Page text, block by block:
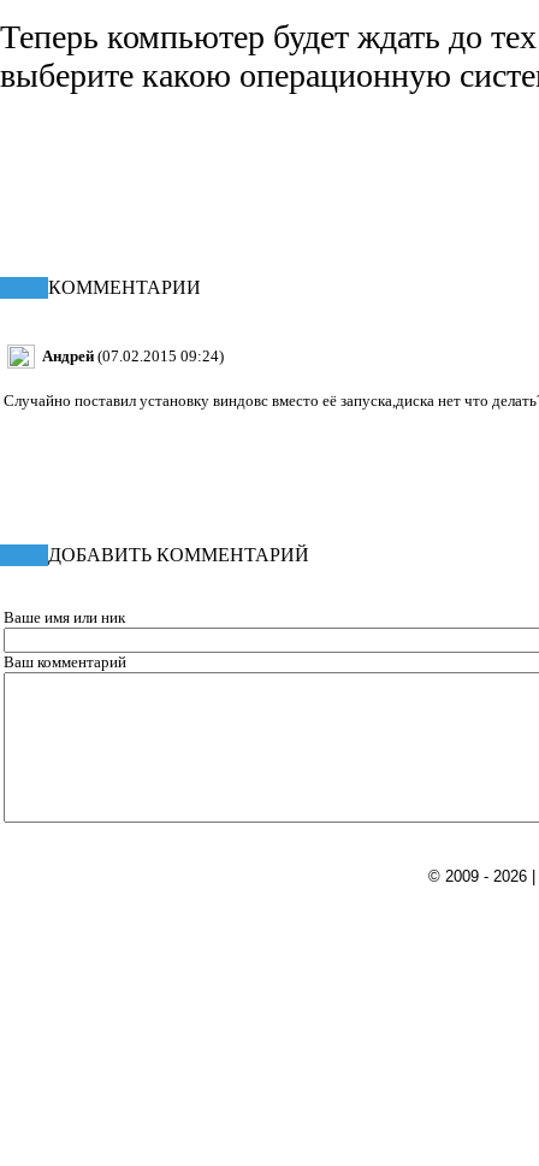
Теперь компьютер будет ждать до
выберите какою операционную
КОММЕНТАРИИ
Андрей (07.02.2015 09:24)
Случайно поставил установку виндовс вместо её запуска,диска нет что
ДОБАВИТЬ КОММЕНТАРИЙ
Ваше имя или ник
Ваш комментарий
© 2009 - 2026